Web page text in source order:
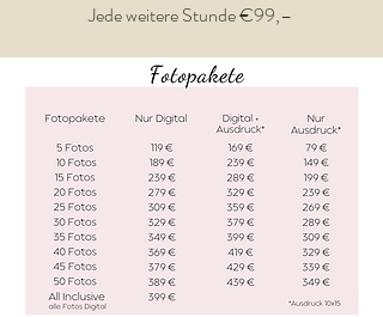
Jede weitere Stunde €99,–